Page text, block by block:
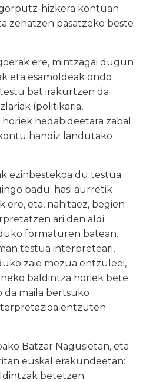
hizkera kontuan
zehatzen pasatzeko beste
ere, mintzagai dugun
eta esamoldeak ondo
bat irakurtzen da
(politikaria,
hedabideetara zabal
handiz landutako
ezinbestekoa du testua
badu; hasi aurretik
ere, eta, nahitaez, begien
ari den aldi
formaturen batean.
testua interpreteari,
zaie mezua entzuleei,
baldintza horiek bete
da maila bertsuko
entzuten
Batzar Nagusietan, eta
euskal erakundeetan:
betetzen.